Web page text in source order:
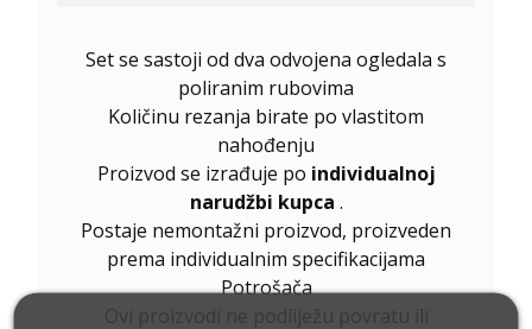
Set se sastoji od dva odvojena ogledala s
poliranim rubovima
Količinu rezanja birate po vlastitom
nahođenju
Proizvod se izrađuje po individualnoj
narudžbi kupca .
Postaje nemontažni proizvod, proizveden
prema individualnim specifikacijama
Potrošača